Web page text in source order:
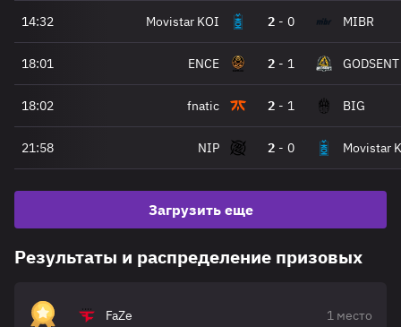
14:32 Movistar KOI 2 - 0 MIBR
18:01 ENCE 2 - 1 GODSENT
18:02 fnatic 2 - 1 BIG
21:58 NIP 2 - 0 Movistar
Загрузить еще
Результаты и распределение призовых
FaZe 1 место